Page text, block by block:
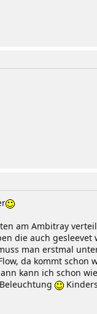
am Ambitray
die auch gesleevet
man erstmal
da kommt schon
kann ich schon